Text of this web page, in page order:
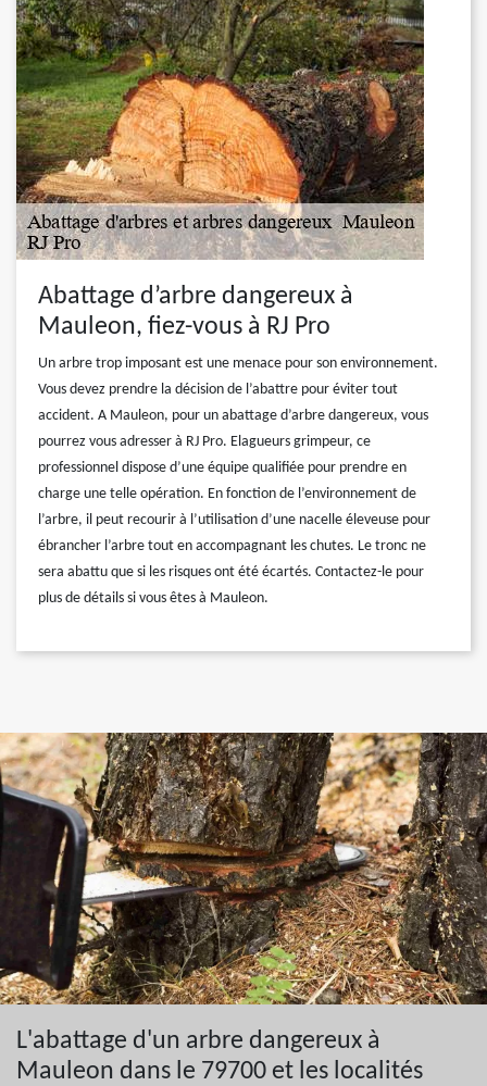
Abattage d’arbre dangereux à
Mauleon, fiez-vous à RJ Pro
Un arbre trop imposant est une menace pour son environnement.
Vous devez prendre la décision de l’abattre pour éviter tout
accident. A Mauleon, pour un abattage d’arbre dangereux, vous
pourrez vous adresser à RJ Pro. Elagueurs grimpeur, ce
professionnel dispose d’une équipe qualifiée pour prendre en
charge une telle opération. En fonction de l’environnement de
l’arbre, il peut recourir à l’utilisation d’une nacelle éleveuse pour
ébrancher l’arbre tout en accompagnant les chutes. Le tronc ne
sera abattu que si les risques ont été écartés. Contactez-le pour
plus de détails si vous êtes à Mauleon.
L'abattage d'un arbre dangereux à
Mauleon dans le 79700 et les localités